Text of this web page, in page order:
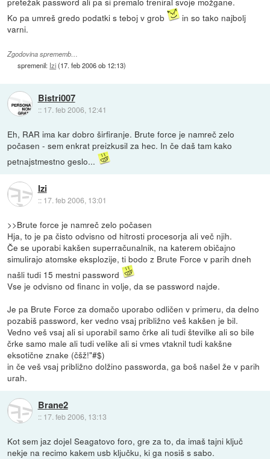
Ko pa umreš gredo podatki s teboj v grob
in so tako najbolj
varni.
Zgodovina sprememb…
spremenil: Izi(17. feb 2006 ob 12:13)
Bistri007
:: 17. feb 2006, 12:41
Eh, RAR ima kar dobro širfiranje. Brute force je namreč zelo
počasen - sem enkrat preizkusil za hec. In če daš tam kako
petnajstmestno geslo...
Izi
:: 17. feb 2006, 13:01
>>Brute force je namreč zelo počasen
Hja, to je pa čisto odvisno od hitrosti procesorja ali več njih.
Če se uporabi kakšen superračunalnik, na katerem običajno
simulirajo atomske eksplozije, ti bodo z Brute Force v parih dneh
našli tudi 15 mestni password
Vse je odvisno od financ in volje, da se password najde.
Je pa Brute Force za domačo uporabo odličen v primeru, da delno
pozabiš password, ker vedno vsaj približno veš kakšen je bil.
Vedno veš vsaj ali si uporabil samo črke ali tudi številke ali so bile
črke samo male ali tudi velike ali si vmes vtaknil tudi kakšne
eksotične znake (čšž!"#$)
in če veš vsaj približno dolžino passworda, ga boš našel že v parih
urah.
Brane2
:: 17. feb 2006, 13:13
Kot sem jaz dojel Seagatovo foro, gre za to, da imaš tajni ključ
nekje na recimo kakem usb ključku, ki ga nosiš s sabo.